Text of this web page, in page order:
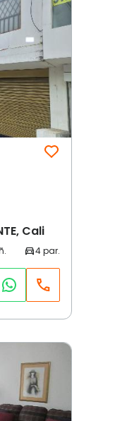
Cali